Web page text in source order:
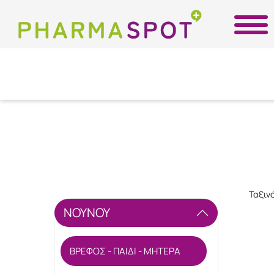
ΝΟΥΝΟΥ
ΒΡΕΦΟΣ - ΠΑΙΔΙ - ΜΗΤΕΡΑ